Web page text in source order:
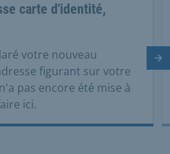
carte d'identité,
votre nouveau
figurant sur votre
pas encore été mise à
ici.